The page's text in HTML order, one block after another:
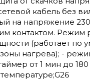
кабель без
на напряжение
контактом. Режим
(работает по
нагрева); -
от 1 мин до